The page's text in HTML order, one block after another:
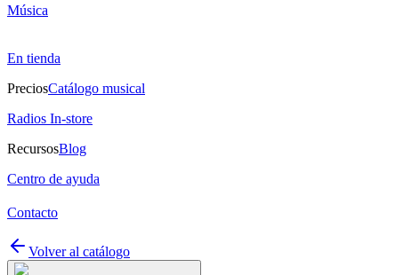
Música
En tienda
PreciosCatálogo musical
Radios In-store
RecursosBlog
Centro de ayuda
Contacto
Volver al catálogo